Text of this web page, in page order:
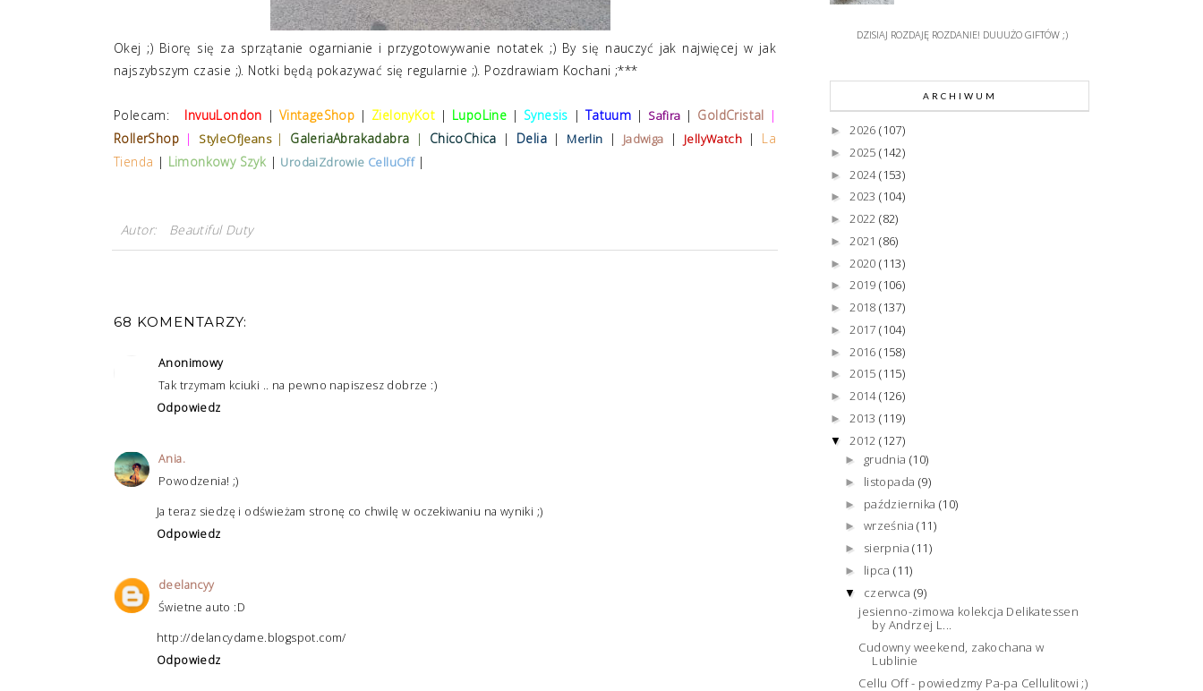
Okej ;) Biorę się za sprzątanie ogarnianie i przygotowywanie notatek ;) By się nauczyć jak najwięcej w jak
najszybszym czasie ;). Notki będą pokazywać się regularnie ;). Pozdrawiam Kochani ;***
Polecam: InvuuLondon | VintageShop | ZielonyKot | LupoLine | Synesis | Tatuum | Safira | GoldCristal |
RollerShop | StyleOfJeans | GaleriaAbrakadabra | ChicoChica | Delia | Merlin | Jadwiga | JellyWatch| La
Tienda | Limonkowy Szyk | UrodaiZdrowie CelluOff |
Autor: Beautiful Duty
68 KOMENTARZY:
Anonimowy
Tak trzymam kciuki .. na pewno napiszesz dobrze :)
Odpowiedz
Ania.
Powodzenia! ;)
Ja teraz siedzę i odświeżam stronę co chwilę w oczekiwaniu na wyniki ;)
Odpowiedz
deelancyy
Świetne auto :D
http://delancydame.blogspot.com/
Odpowiedz
DZISIAJ ROZDAJĘ ROZDANIE! DUUUŻO GIFTÓW ;)
ARCHIWUM
►2026(107)
► 2025(142)
► 2024(153)
►2023(104)
►2022(82)
► 2021(86)
► 2020(113)
►2019(106)
►2018(137)
► 2017(104)
► 2016(158)
►2015(115)
►2014(126)
► 2013(119)
▼ 2012(127)
► grudnia (10)
► listopada (9)
► października (10)
► września(11)
► sierpnia(11)
► lipca(11)
▼ czerwca (9)
jesienno-zimowa kolekcja Delikatessen
by Andrzej L...
Cudowny weekend, zakochana w
Lublinie
Cellu Off - powiedzmy Pa-pa Cellulitowi ;)